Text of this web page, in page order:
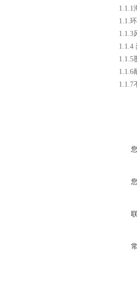
1.1.1海
1.1.环
1.1.3风
1.1.4 烈
1.1.5覆
1.1.6耐
1.1.7不